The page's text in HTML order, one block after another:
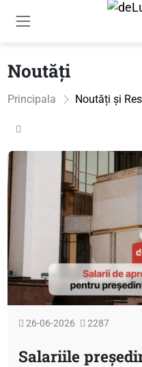
Noutăți
Principala Noutăți și
26-06-2026 2287
Salariile